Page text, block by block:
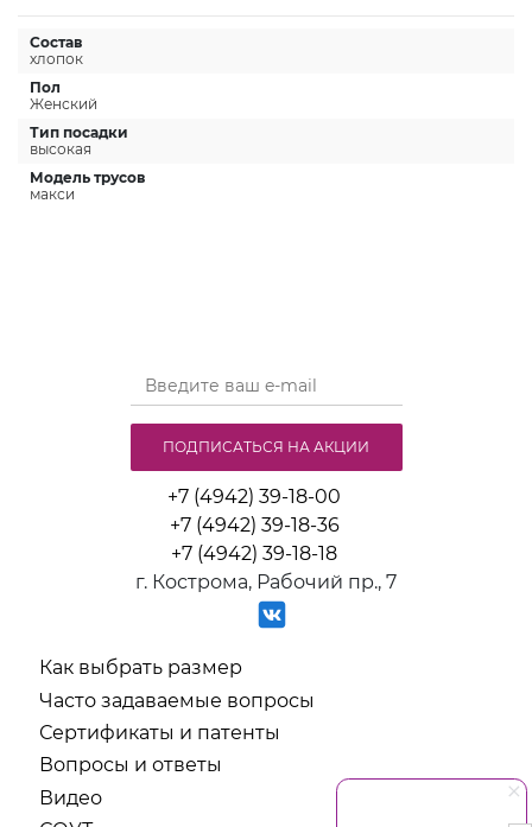
Состав
хлопок
Пол
Женский
Тип посадки
высокая
Модель трусов
макси
+7 (4942) 39-18-00
+7 (4942) 39-18-36
+7 (4942) 39-18-18
г. Кострома, Рабочий пр., 7
Как выбрать размер
Часто задаваемые вопросы
Сертификаты и патенты
Вопросы и ответы
Видео
ПОДПИСАТЬСЯ НА АКЦИИ